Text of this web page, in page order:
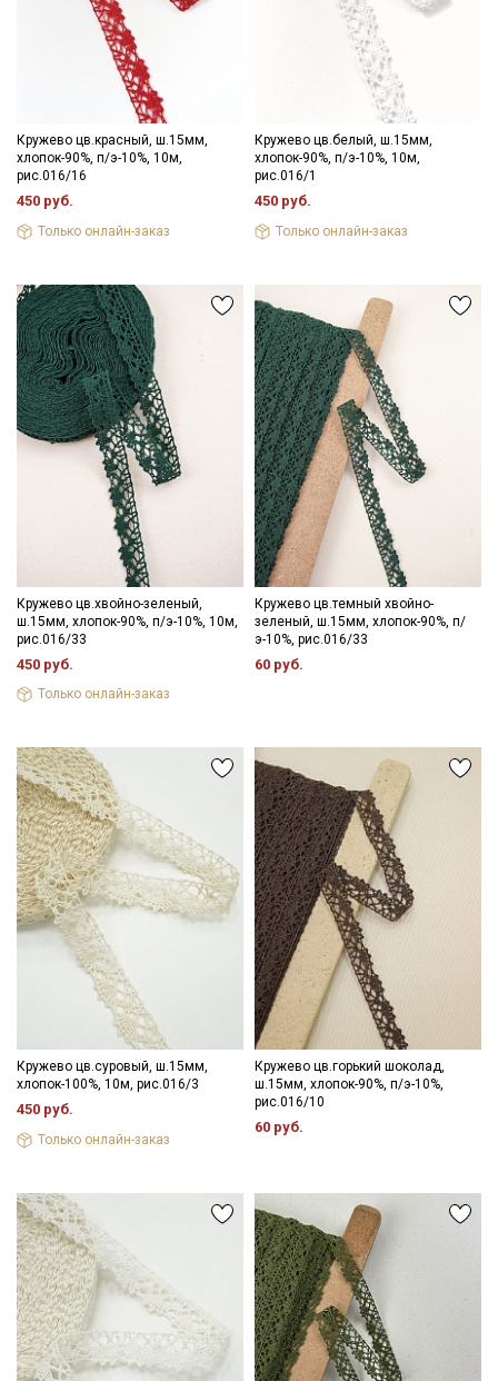
Кружево цв.красный, ш.15мм,
хлопок-90%, п/э-10%, 10м,
рис.016/16
450 руб.
Только онлайн-заказ
Кружево цв.белый, ш.15мм,
хлопок-90%, п/э-10%, 10м,
рис.016/1
450 руб.
Только онлайн-заказ
Кружево цв.хвойно-зеленый,
ш.15мм, хлопок-90%, п/э-10%, 10м,
рис.016/33
450 руб.
Только онлайн-заказ
Кружево цв.темный хвойно-
зеленый, ш.15мм, хлопок-90%, п/
э-10%, рис.016/33
60 руб.
Кружево цв.суровый, ш.15мм,
хлопок-100%, 10м, рис.016/3
450 руб.
Только онлайн-заказ
Кружево цв.горький шоколад,
ш.15мм, хлопок-90%, п/э-10%,
рис.016/10
60 руб.
Секретная рассылка от Купава
Мы публикуем здесь дополнительные
промокоды и скидки до 30% на узкие
категории тканей
Электронная почта
Подписаться
Ознакомлен(а) с
Политикой обработки персональных
данныхи даюСогласие на обработку персональных
данных
Согласие на получение рекламных и
информационных рассылок